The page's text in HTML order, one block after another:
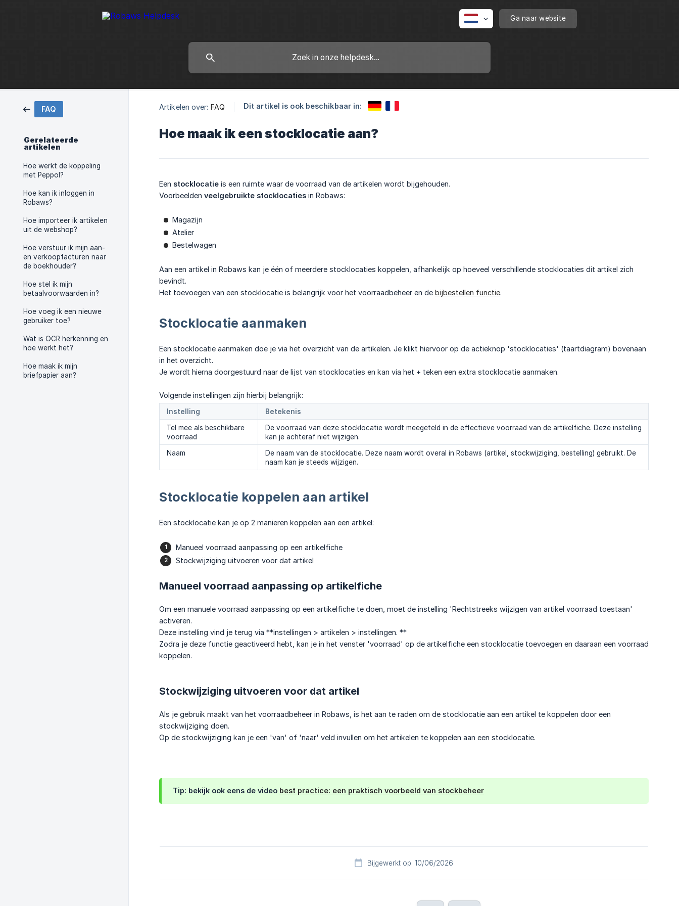
Ga naar website
FAQ
Gerelateerde
artikelen
Hoe werkt de koppeling
met Peppol?
Hoe kan ik inloggen in
Robaws?
Hoe importeer ik artikelen
uit de webshop?
Hoe verstuur ik mijn aan-
en verkoopfacturen naar
de boekhouder?
Hoe stel ik mijn
betaalvoorwaarden in?
Hoe voeg ik een nieuwe
gebruiker toe?
Wat is OCR herkenning en
hoe werkt het?
Hoe maak ik mijn
briefpapier aan?
Artikelen over: FAQ Dit artikel is ook beschikbaar in:
Hoe maak ik een stocklocatie aan?
Een stocklocatie is een ruimte waar de voorraad van de artikelen wordt bijgehouden.
Voorbeelden veelgebruikte stocklocaties in Robaws:
Magazijn
Atelier
Bestelwagen
Aan een artikel in Robaws kan je één of meerdere stocklocaties koppelen, afhankelijk op hoeveel verschillende stocklocaties dit artikel zich
bevindt.
Het toevoegen van een stocklocatie is belangrijk voor het voorraadbeheer en de bijbestellen functie.
Stocklocatie aanmaken
Een stocklocatie aanmaken doe je via het overzicht van de artikelen. Je klikt hiervoor op de actieknop 'stocklocaties' (taartdiagram) bovenaan
in het overzicht.
Je wordt hierna doorgestuurd naar de lijst van stocklocaties en kan via het + teken een extra stocklocatie aanmaken.
Volgende instellingen zijn hierbij belangrijk:
Instelling
Betekenis
Tel mee als beschikbare
voorraad
De voorraad van deze stocklocatie wordt meegeteld in de effectieve voorraad van de artikelfiche. Deze instelling
kan je achteraf niet wijzigen.
Naam
De naam van de stocklocatie. Deze naam wordt overal in Robaws (artikel, stockwijziging, bestelling) gebruikt. De
naam kan je steeds wijzigen.
Stocklocatie koppelen aan artikel
Een stocklocatie kan je op 2 manieren koppelen aan een artikel:
Manueel voorraad aanpassing op een artikelfiche
Stockwijziging uitvoeren voor dat artikel
Manueel voorraad aanpassing op artikelfiche
Om een manuele voorraad aanpassing op een artikelfiche te doen, moet de instelling 'Rechtstreeks wijzigen van artikel voorraad toestaan'
activeren.
Deze instelling vind je terug via **instellingen > artikelen > instellingen. **
Zodra je deze functie geactiveerd hebt, kan je in het venster 'voorraad' op de artikelfiche een stocklocatie toevoegen en daaraan een voorraad
koppelen.
Stockwijziging uitvoeren voor dat artikel
Als je gebruik maakt van het voorraadbeheer in Robaws, is het aan te raden om de stocklocatie aan een artikel te koppelen door een
stockwijziging doen.
Op de stockwijziging kan je een 'van' of 'naar' veld invullen om het artikelen te koppelen aan een stocklocatie.
Tip: bekijk ook eens de video best practice: een praktisch voorbeeld van stockbeheer
Bijgewerkt op: 10/06/2026